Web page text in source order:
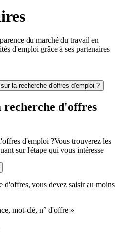
du marché du travail en
d'emploi grâce à ses partenaires
la recherche d'offres d'emploi ?
recherche d'offres
d'emploi ?Vous trouverez les
sur l'étape qui vous intéresse
d'offres, vous devez saisir au moins
mot-clé, n° d'offre »